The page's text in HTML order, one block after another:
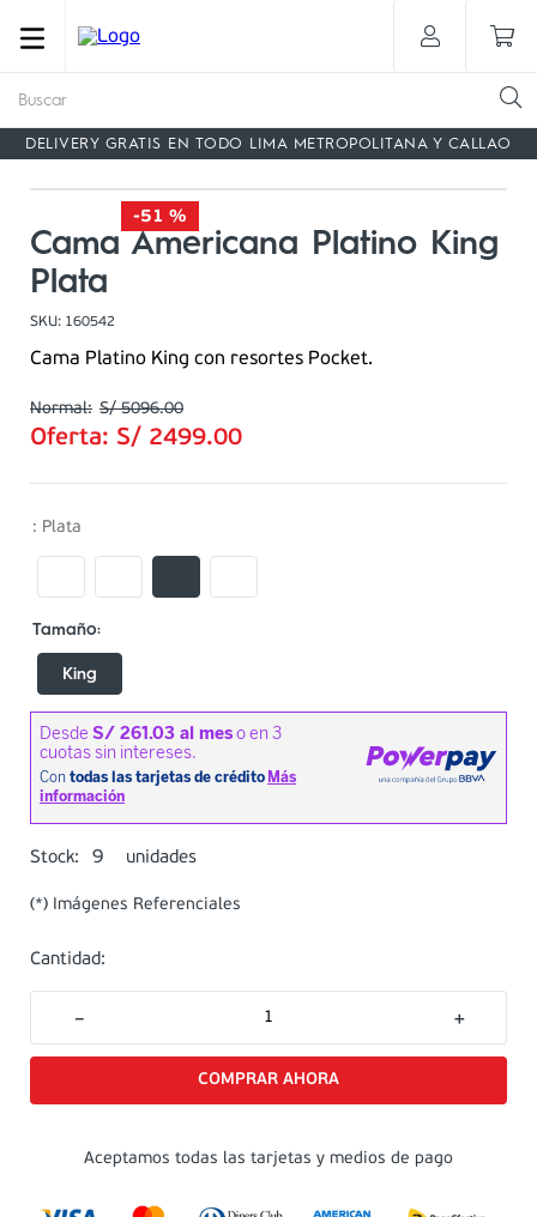
DELIVERY GRATIS EN TODO LIMA METROPOLITANA Y CALLAO
-51 %
Cama Americana Platino King
Plata
SKU: 160542
Cama Platino King con resortes Pocket.
S/ 5096.00
Oferta: S/ 2499.00
: Plata
King
Stock: 9 unidades
(*) Imágenes Referenciales
Cantidad:
＋
－
Aceptamos todas las tarjetas y medios de pago